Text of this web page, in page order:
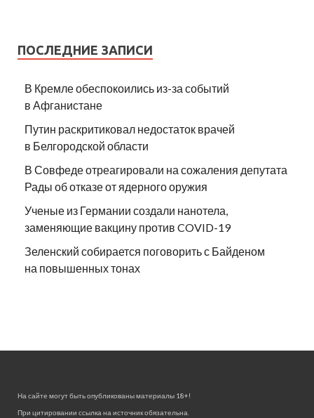
ПОСЛЕДНИЕ ЗАПИСИ
В Кремле обеспокоились из-за событий
в Афганистане
Путин раскритиковал недостаток врачей
в Белгородской области
В Совфеде отреагировали на сожаления депутата
Рады об отказе от ядерного оружия
Ученые из Германии создали нанотела,
заменяющие вакцину против COVID-19
Зеленский собирается поговорить с Байденом
на повышенных тонах
На сайте могут быть опубликованы материалы 18+!
При цитировании ссылка на источник обязательна.